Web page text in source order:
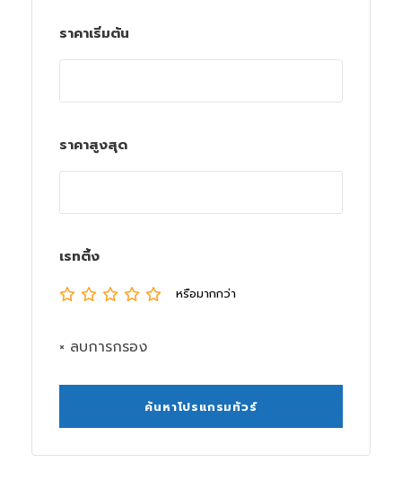
ราคาเริ่มต้น
ราคาสูงสุด
เรทติ้ง
หรือมากกว่า
× ลบการกรอง